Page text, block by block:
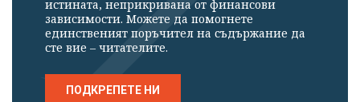
истината, неприкривана от финансови
зависимости. Можете да помогнете
единственият поръчител на съдържание да
сте вие – читателите.
ПОДКРЕПЕТЕ НИ